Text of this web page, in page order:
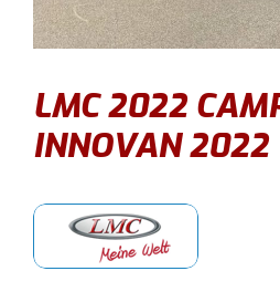
LMC 2022
INNOVAN 2022